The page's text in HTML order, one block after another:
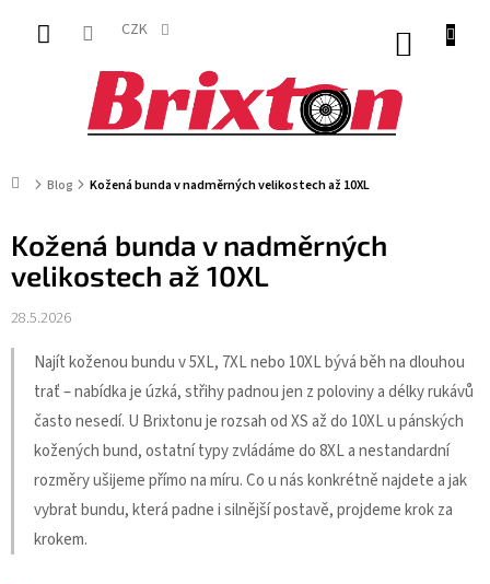
obsah
CZK
Domů
Blog Kožená bunda v nadměrných velikostech až 10XL
Kožená bunda v nadměrných
velikostech až 10XL
28.5.2026
Najít koženou bundu v 5XL, 7XL nebo 10XL bývá běh na dlouhou
trať – nabídka je úzká, střihy padnou jen z poloviny a délky rukávů
často nesedí. U Brixtonu je rozsah od XS až do 10XL u pánských
kožených bund, ostatní typy zvládáme do 8XL a nestandardní
rozměry ušijeme přímo na míru. Co u nás konkrétně najdete a jak
vybrat bundu, která padne i silnější postavě, projdeme krok za
krokem.